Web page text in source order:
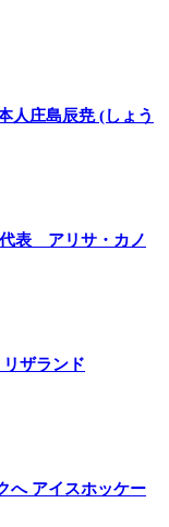
人庄島辰尭 (しょう
代表 アリサ・カノ
ザランド
へ アイスホッケー